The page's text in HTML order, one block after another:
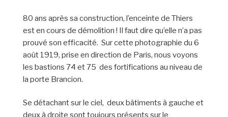
80 ans après sa construction, l’enceinte de Thiers
est en cours de démolition ! Il faut dire qu’elle n’a pas
prouvé son efficacité. Sur cette photographie du 6
août 1919, prise en direction de Paris, nous voyons
les bastions 74 et 75 des fortifications au niveau de
la porte Brancion.
Se détachant sur le ciel, deux bâtiments à gauche et
deux à droite sont toujours présents sur le